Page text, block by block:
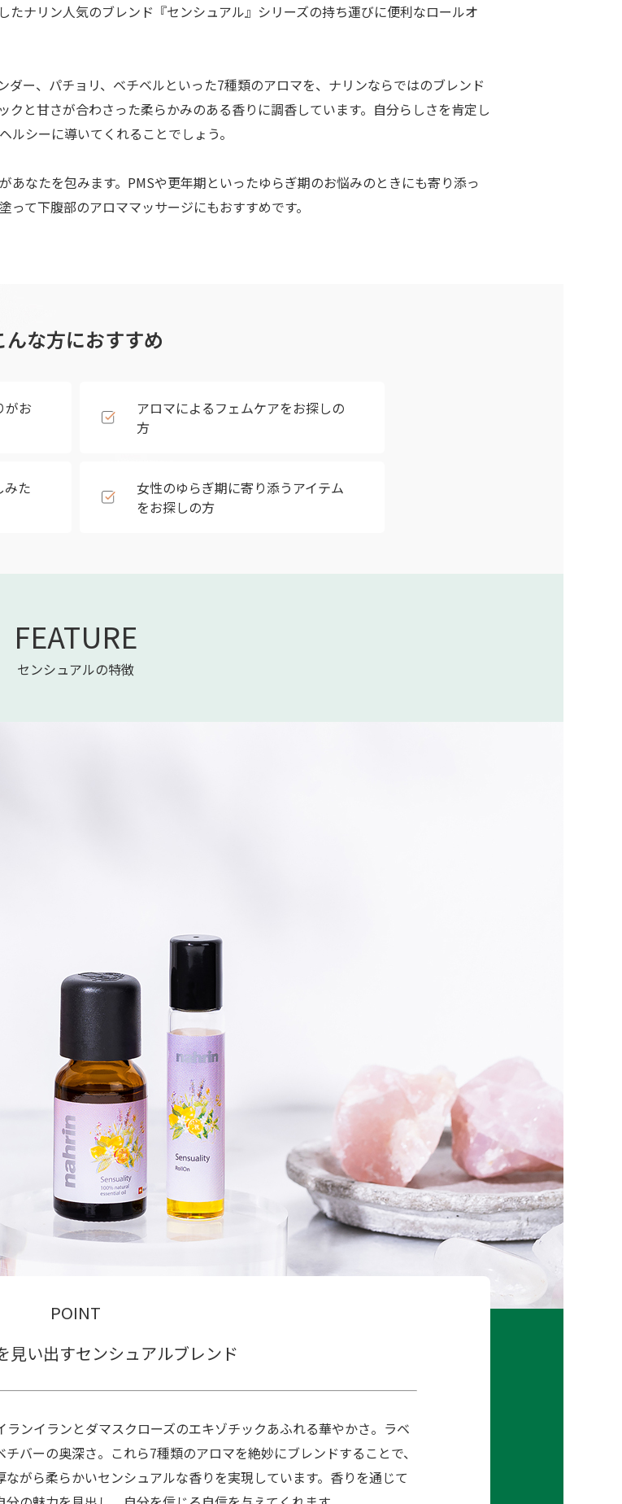
ナリン人気のブレンド『センシュアル』シリーズの持ち運びに便利なロールオ
ー、パチョリ、ベチベルといった7種類のアロマを、ナリンならではのブレンド
と甘さが合わさった柔らかみのある香りに調香しています。自分らしさを肯定し
シーに導いてくれることでしょう。
なたを包みます。PMSや更年期といったゆらぎ期のお悩みのときにも寄り添っ
て下腹部のアロママッサージにもおすすめです。
んな方におすすめ
がお
アロマによるフェムケアをお探しの
方
みた
女性のゆらぎ期に寄り添うアイテム
をお探しの方
FEATURE
センシュアルの特徴
POINT
見い出すセンシュアルブレンド
ンイランとダマスクローズのエキゾチックあふれる華やかさ。ラベ
バーの奥深さ。これら7種類のアロマを絶妙にブレンドすることで、
がら柔らかいセンシュアルな香りを実現しています。香りを通じて